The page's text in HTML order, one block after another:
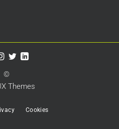
©
Themes
Cookies